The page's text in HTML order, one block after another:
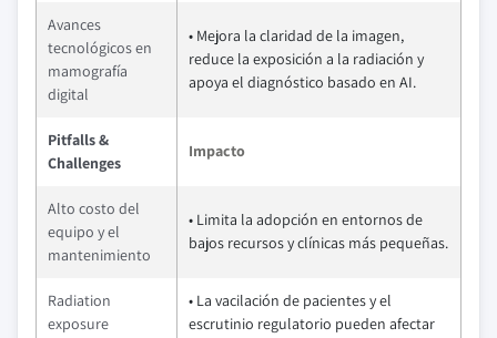
Avances
tecnológicos en
mamografía
digital
• Mejora la claridad de la imagen,
reduce la exposición a la radiación y
apoya el diagnóstico basado en AI.
Pitfalls &
Challenges
Impacto
Alto costo del
equipo y el
mantenimiento
• Limita la adopción en entornos de
bajos recursos y clínicas más pequeñas.
Radiation
exposure
• La vacilación de pacientes y el
escrutinio regulatorio pueden afectar